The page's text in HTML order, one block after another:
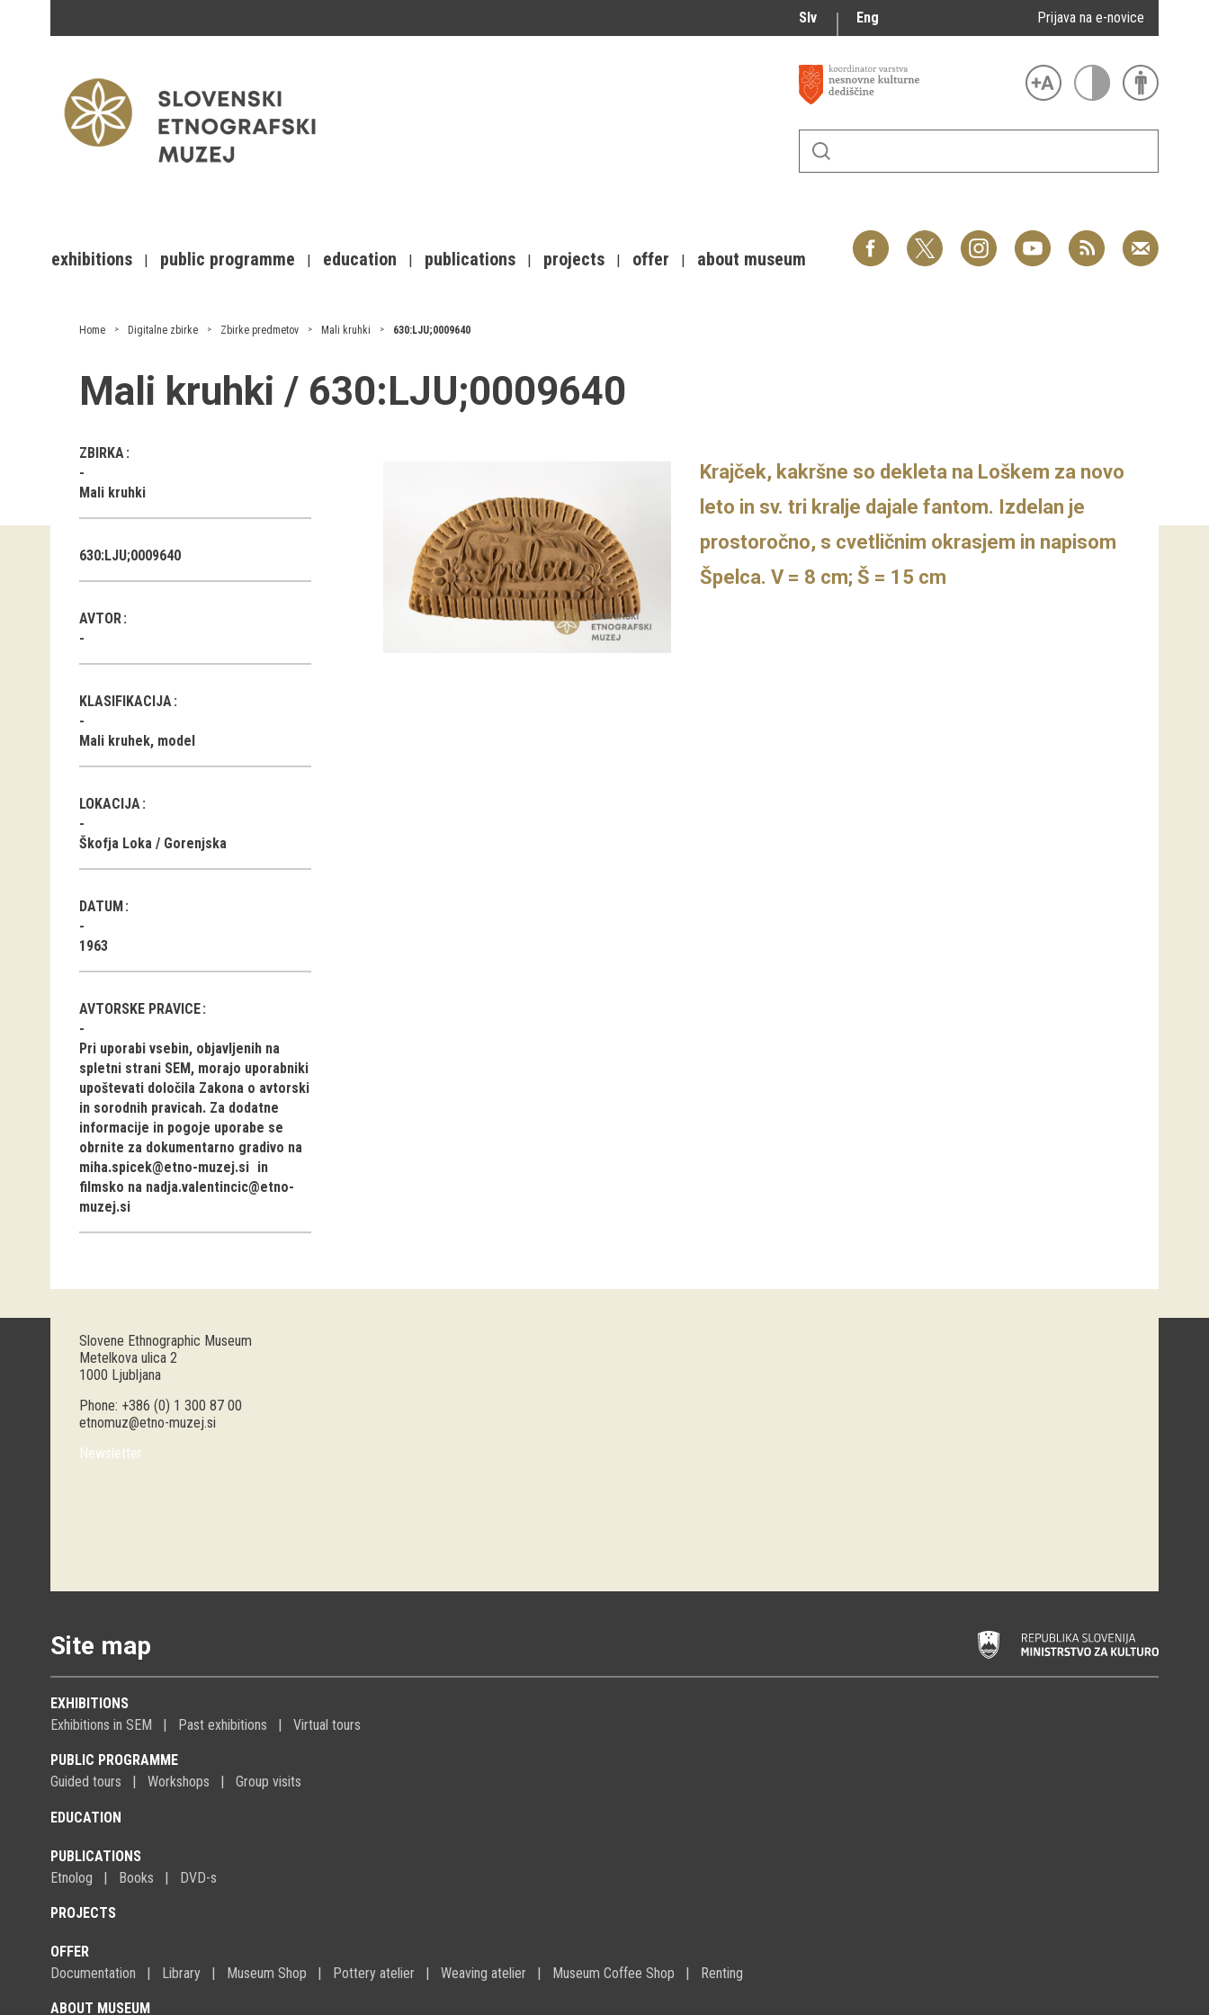
Slv Eng Prijava na e-novice
exhibitions public programme education publications projects offer about museum
Home Digitalne zbirke Zbirke predmetov Mali kruhki 630:LJU;0009640
Mali kruhki / 630:LJU;0009640
ZBIRKA
Mali kruhki
630:LJU;0009640
AVTOR
KLASIFIKACIJA
Mali kruhek, model
LOKACIJA
Škofja Loka / Gorenjska
DATUM
1963
AVTORSKE PRAVICE
Pri uporabi vsebin, objavljenih na
spletni strani SEM, morajo uporabniki
upoštevati določila Zakona o avtorski
in sorodnih pravicah. Za dodatne
informacije in pogoje uporabe se
obrnite za dokumentarno gradivo na
miha.spicek@etno-muzej.si in
filmsko na nadja.valentincic@etno-
muzej.si
Krajček, kakršne so dekleta na Loškem za novo
leto in sv. tri kralje dajale fantom. Izdelan je
prostoročno, s cvetličnim okrasjem in napisom
Špelca. V = 8 cm; Š = 15 cm
Slovene Ethnographic Museum
Metelkova ulica 2
1000 Ljubljana
Phone: +386 (0) 1 300 87 00
etnomuz@etno-muzej.si
Newsletter
Site map
EXHIBITIONS
Exhibitions in SEM
Past exhibitions Virtual tours
PUBLIC PROGRAMME
Guided tours
Workshops Group visits
EDUCATION
PUBLICATIONS
Etnolog
Books DVD-s
PROJECTS
OFFER
Documentation
Library Museum Shop Pottery atelier Weaving atelier Museum Coffee Shop Renting
ABOUT MUSEUM